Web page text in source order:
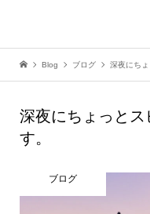
Blog ブログ 深夜にち
深夜にちょっと
す。
ブログ